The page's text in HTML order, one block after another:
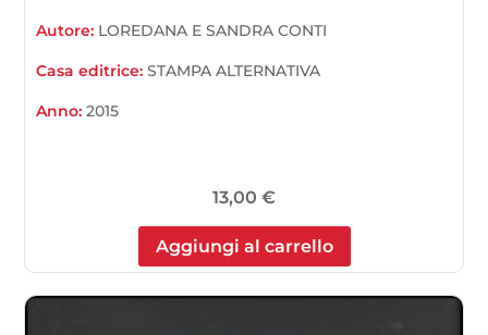
Autore: LOREDANA E SANDRA CONTI
Casa editrice:STAMPA ALTERNATIVA
Anno:2015
13,00 €
Aggiungi al carrello